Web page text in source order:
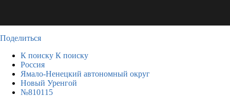
Поделиться
К поиску К поиску
Россия
Ямало-Ненецкий автономный округ
Новый Уренгой
№810115